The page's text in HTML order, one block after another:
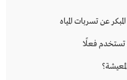
عن تسربات المياه
تستخدم فعلًا